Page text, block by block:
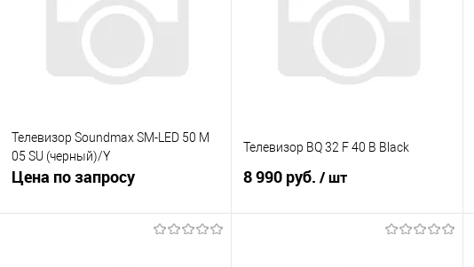
Телевизор Soundmax SM-LED 50 M
05 SU (черный)/Y
Цена по запросу
Запросить цену
Телевизор BQ 32 F 40 B Black
8 990 руб. / шт